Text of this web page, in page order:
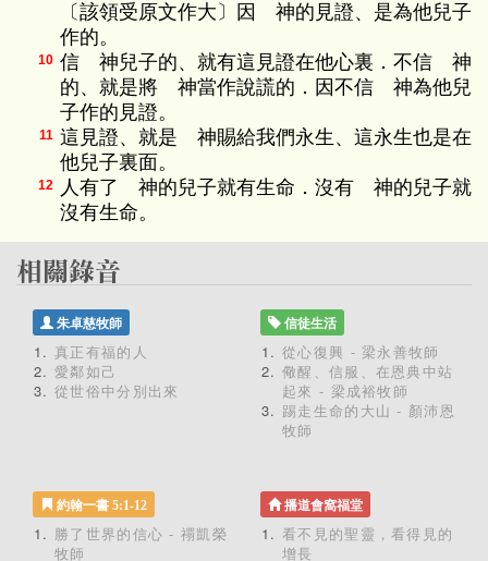
〔該領受原文作大〕因 神的見證、是為他兒子
作的。
10 信 神兒子的、就有這見證在他心裏．不信 神
的、就是將 神當作說謊的．因不信 神為他兒
子作的見證。
11 這見證、就是 神賜給我們永生、這永生也是在
他兒子裏面。
12
人有了 神的兒子就有生命．沒有 神的兒子就
沒有生命。
朱卓慈牧師
真正有福的人
愛鄰如己
從世俗中分別出來
信徒生活
從心復興 - 梁永善牧師
儆醒、信服、在恩典中站
起來 - 梁成裕牧師
踢走生命的大山 - 顏沛恩
牧師
約翰一書 5:1-12
勝了世界的信心 - 禤凱榮
牧師
播道會窩福堂
看不見的聖靈，看得見的
增長